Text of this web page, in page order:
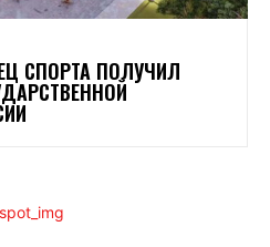
СПОРТА ПОЛУЧИЛ